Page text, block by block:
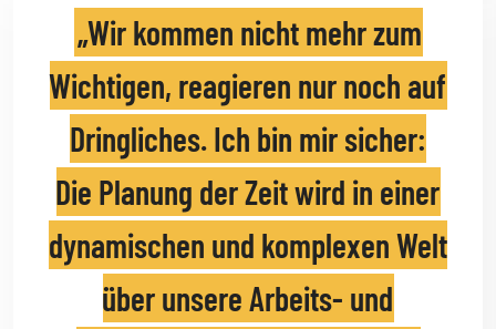
Wir kommen nicht mehr zum
Wichtigen, reagieren nur noch auf
Dringliches. Ich bin mir sicher:
Die Planung der Zeit wird in einer
dynamischen und komplexen Welt
über unsere Arbeits- und